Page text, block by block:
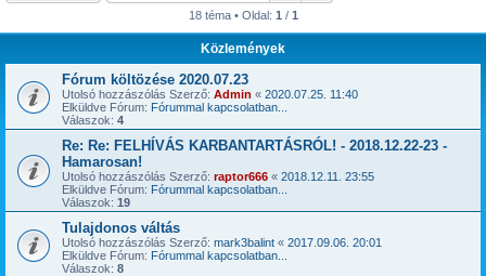
18 téma • Oldal: 1 / 1
Közlemények
Fórum költözése 2020.07.23
Utolsó hozzászólás Szerző: Admin « 2020.07.25. 11:40
Elküldve Fórum: Fórummal kapcsolatban...
Válaszok: 4
Re: Re: FELHÍVÁS KARBANTARTÁSRÓL! - 2018.12.22-23 -
Hamarosan!
Utolsó hozzászólás Szerző: raptor666 « 2018.12.11. 23:55
Elküldve Fórum: Fórummal kapcsolatban...
Válaszok: 19
Tulajdonos váltás
Utolsó hozzászólás Szerző: mark3balint « 2017.09.06. 20:01
Elküldve Fórum: Fórummal kapcsolatban...
Válaszok: 8